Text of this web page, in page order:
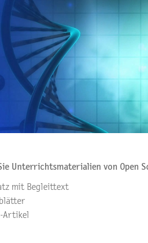
Unterrichtsmaterialien von Open
mit Begleittext
Artikel